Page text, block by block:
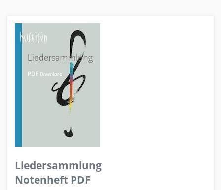
Liedersammlung
Notenheft PDF